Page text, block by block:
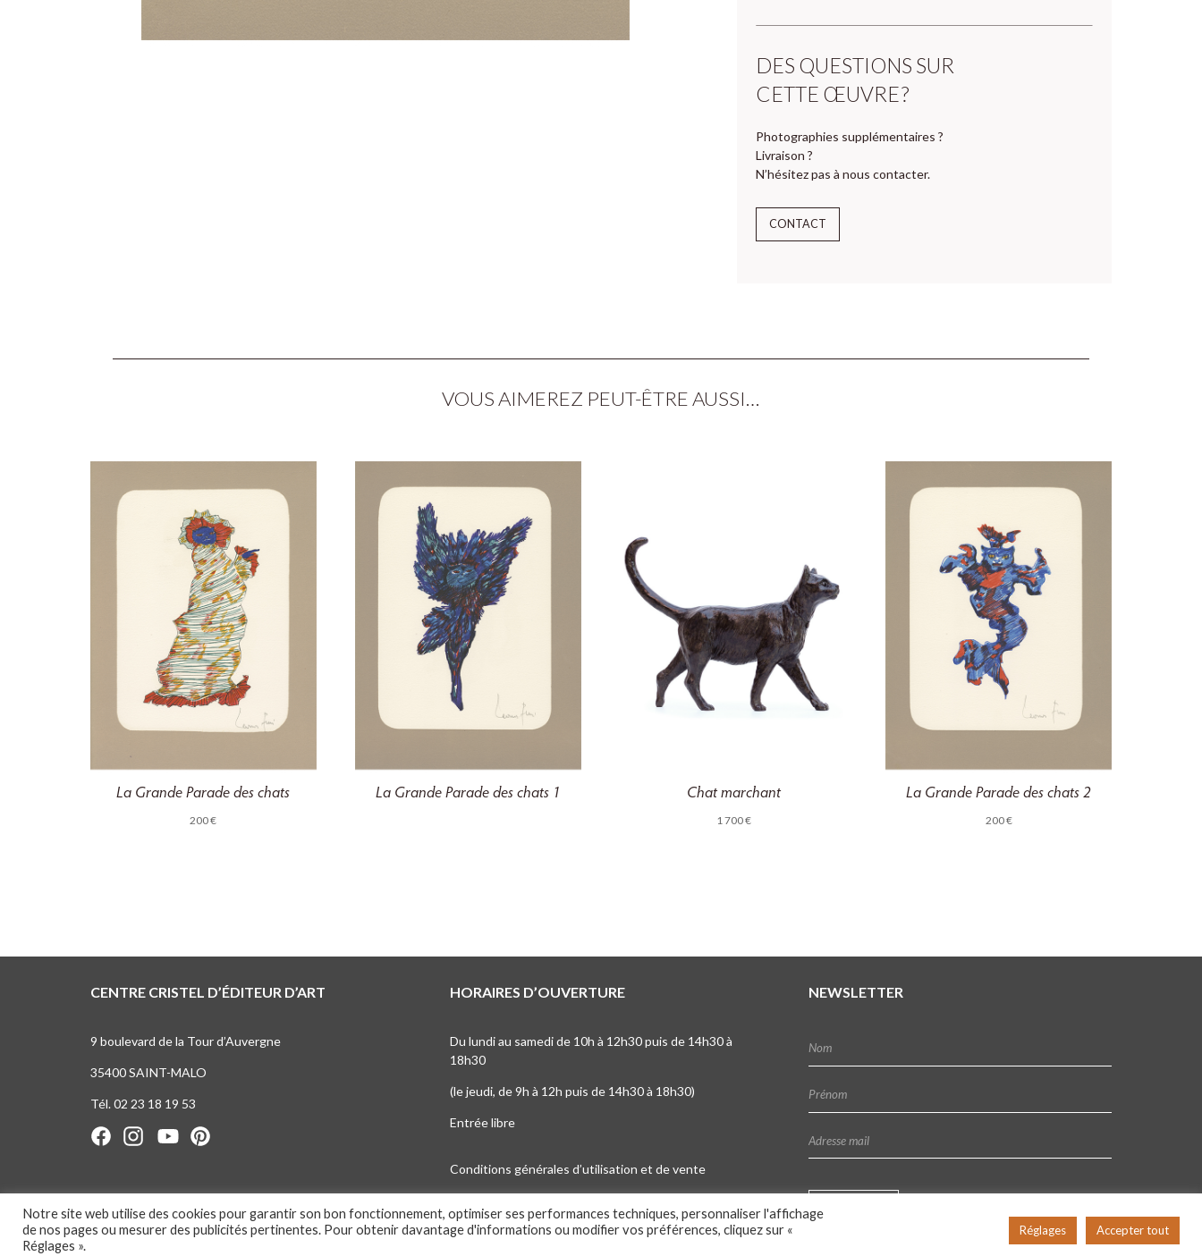
DES QUESTIONS SUR
CETTE ŒUVRE ?
Photographies supplémentaires ?
Livraison ?
N’hésitez pas à nous contacter.
CONTACT
VOUS AIMEREZ PEUT-ÊTRE AUSSI…
La Grande Parade des chats
200€
La Grande Parade des chats 1 Chat marchant
1 700€
La Grande Parade des chats 2
200€
CENTRE CRISTEL D’ÉDITEUR D’ART
9 boulevard de la Tour d’Auvergne
35400 SAINT-MALO
Tél. 02 23 18 19 53
HORAIRES D’OUVERTURE
Du lundi au samedi de 10h à 12h30 puis de 14h30 à
18h30
(le jeudi, de 9h à 12h puis de 14h30 à 18h30)
Entrée libre
Conditions générales d’utilisation et de vente
NEWSLETTER
Notre site web utilise des cookies pour garantir son bon fonctionnement, optimiser ses performances techniques, personnaliser l'affichage
de nos pages ou mesurer des publicités pertinentes. Pour obtenir davantage d'informations ou modifier vos préférences, cliquez sur «
Réglages ».
Réglages Accepter tout